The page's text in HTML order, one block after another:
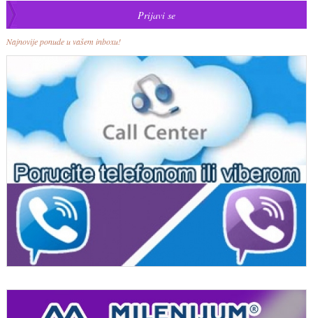
Najnovije ponude u vašem inboxu!